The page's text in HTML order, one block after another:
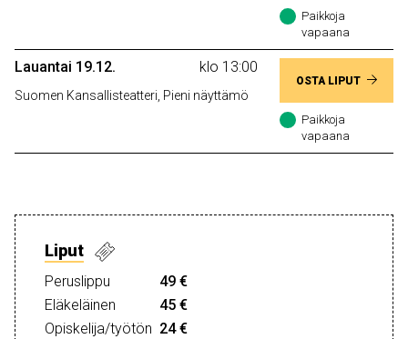
Paikkoja
vapaana
Lauantai 19.12. klo 13:00
Suomen Kansallisteatteri, Pieni näyttämö
OSTA LIPUT
Paikkoja
vapaana
Liput
Peruslippu
49 €
Eläkeläinen
45 €
Opiskelija/työtön 24 €